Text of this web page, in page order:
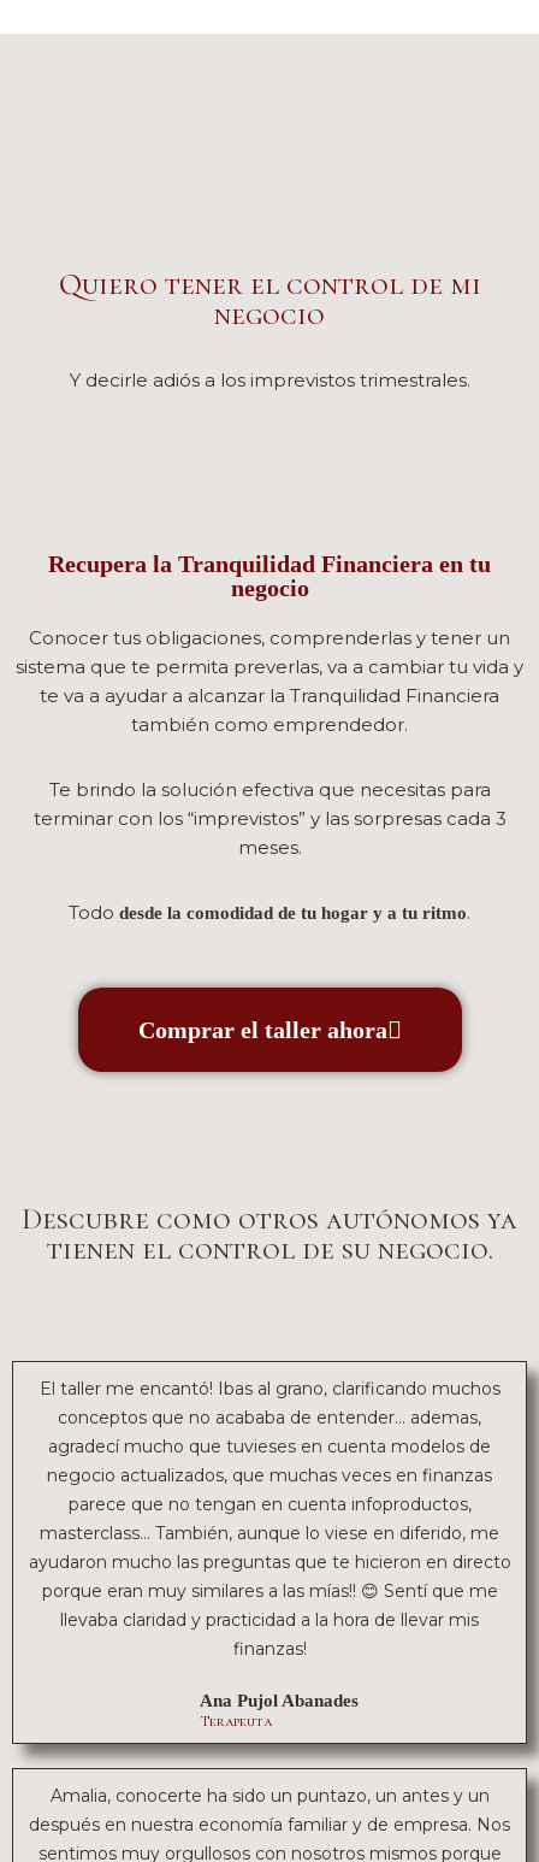
Quiero tener el control de mi
negocio
Y decirle adiós a los imprevistos trimestrales.
Recupera la Tranquilidad Financiera en tu
negocio
Conocer tus obligaciones, comprenderlas y tener un
sistema que te permita preverlas, va a cambiar tu vida y
te va a ayudar a alcanzar la Tranquilidad Financiera
también como emprendedor.
Te brindo la solución efectiva que necesitas para
terminar con los “imprevistos” y las sorpresas cada 3
meses.
Todo desde la comodidad de tu hogar y a tu ritmo.
Comprar el taller ahora
Descubre como otros autónomos ya
tienen el control de su negocio.
El taller me encantó! Ibas al grano, clarificando muchos
conceptos que no acababa de entender… ademas,
agradecí mucho que tuvieses en cuenta modelos de
negocio actualizados, que muchas veces en finanzas
parece que no tengan en cuenta infoproductos,
masterclass… También, aunque lo viese en diferido, me
ayudaron mucho las preguntas que te hicieron en directo
porque eran muy similares a las mías!! 😊 Sentí que me
llevaba claridad y practicidad a la hora de llevar mis
finanzas!
Ana Pujol Abanades
Terapeuta
Amalia, conocerte ha sido un puntazo, un antes y un
después en nuestra economía familiar y de empresa. Nos
sentimos muy orgullosos con nosotros mismos porque